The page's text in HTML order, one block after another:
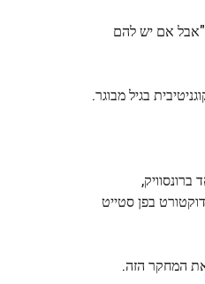
"אבל אם יש להם
בפן סטייט
את המחקר הזה.